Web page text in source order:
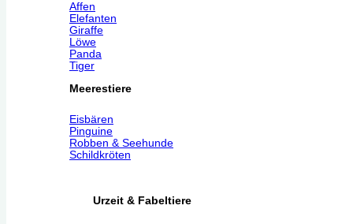
Affen
Elefanten
Giraffe
Löwe
Panda
Tiger
Meerestiere
Eisbären
Pinguine
Robben & Seehunde
Schildkröten
Urzeit & Fabeltiere